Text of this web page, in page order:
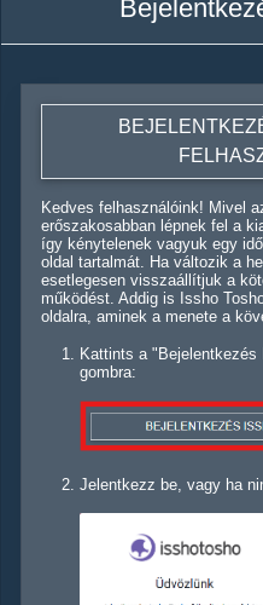
Kedves felhasználóink! Mivel
erőszakosabban lépnek fel a
így kénytelenek vagyuk egy
oldal tartalmát. Ha változik a
esetlegesen visszaállítjuk a
működést. Addig is Issho
oldalra, aminek a menete a
Kattints a
gombra:
Jelentkezz be, vagy ha